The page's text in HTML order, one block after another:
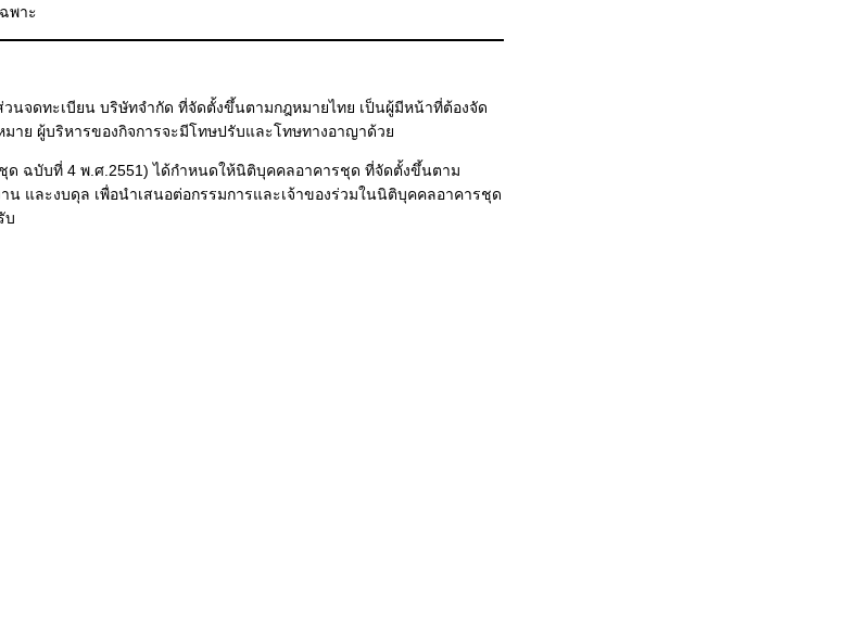
พาะ
ทะเบียน บริษัทจำกัด ที่จัดตั้งขึ้นตามกฎหมายไทย เป็นผู้มีหน้าที่ต้องจัด
ย ผู้บริหารของกิจการจะมีโทษปรับและโทษทางอาญาด้วย
บับที่ 4 พ.ศ.2551) ได้กำหนดให้นิติบุคคลอาคารชุด ที่จัดตั้งขึ้นตาม
และงบดุล เพื่อนำเสนอต่อกรรมการและเจ้าของร่วมในนิติบุคคลอาคารชุด
บ